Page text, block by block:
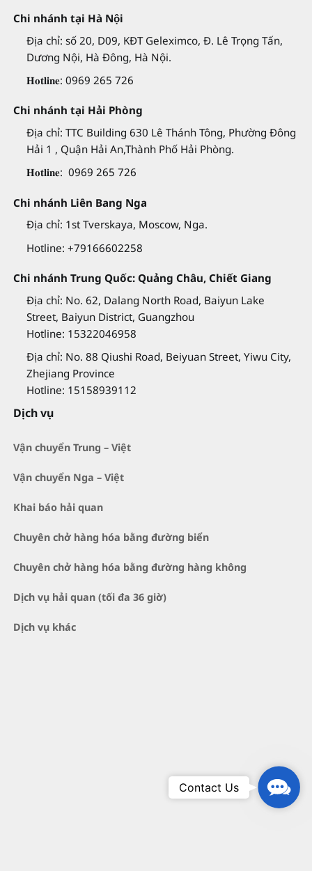
Chi nhánh tại Hà Nội
Địa chỉ: số 20, D09, KĐT Geleximco, Đ. Lê Trọng Tấn,
Dương Nội, Hà Đông, Hà Nội.
𝐇𝐨𝐭𝐥𝐢𝐧𝐞: 0969 265 726
Chi nhánh tại Hải Phòng
Địa chỉ: TTC Building 630 Lê Thánh Tông, Phường Đông
Hải 1 , Quận Hải An,Thành Phố Hải Phòng.
𝐇𝐨𝐭𝐥𝐢𝐧𝐞: 0969 265 726
Chi nhánh Liên Bang Nga
Địa chỉ: 1st Tverskaya, Moscow, Nga.
Hotline: +79166602258
Chi nhánh Trung Quốc: Quảng Châu, Chiết Giang
Địa chỉ: No. 62, Dalang North Road, Baiyun Lake
Street, Baiyun District, Guangzhou
Hotline: 15322046958
Địa chỉ: No. 88 Qiushi Road, Beiyuan Street, Yiwu City,
Zhejiang Province
Hotline: 15158939112
Dịch vụ
Vận chuyển Trung – Việt
Vận chuyển Nga – Việt
Khai báo hải quan
Chuyên chở hàng hóa bằng đường biển
Chuyên chở hàng hóa bằng đường hàng không
Dịch vụ hải quan (tối đa 36 giờ)
Dịch vụ khác
Us
Contact Us